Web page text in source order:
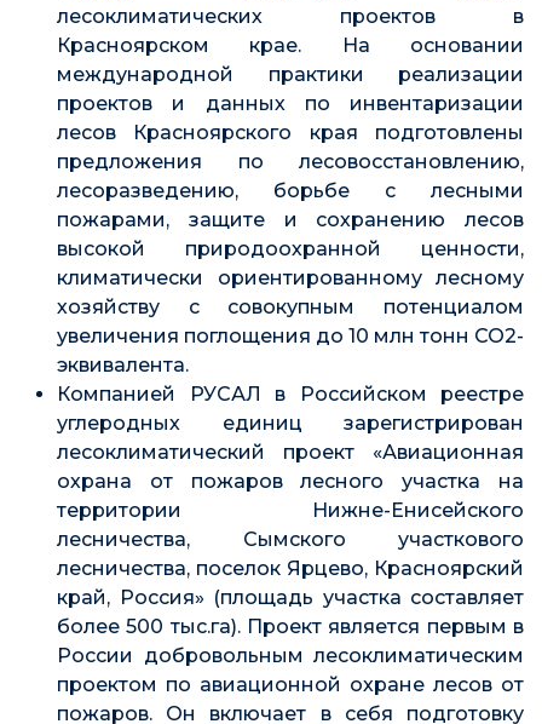
лесоклиматических проектов в
Красноярском крае. На основании
международной практики реализации
проектов и данных по инвентаризации
лесов Красноярского края подготовлены
предложения по лесовосстановлению,
лесоразведению, борьбе с лесными
пожарами, защите и сохранению лесов
высокой природоохранной ценности,
климатически ориентированному лесному
хозяйству с совокупным потенциалом
увеличения поглощения до 10 млн тонн СО2-
эквивалента.
Компанией РУСАЛ в Российском реестре
углеродных единиц зарегистрирован
лесоклиматический проект «Авиационная
охрана от пожаров лесного участка на
территории Нижне-Енисейского
лесничества, Сымского участкового
лесничества, поселок Ярцево, Красноярский
край, Россия» (площадь участка составляет
более 500 тыс.га). Проект является первым в
России добровольным лесоклиматическим
проектом по авиационной охране лесов от
пожаров. Он включает в себя подготовку